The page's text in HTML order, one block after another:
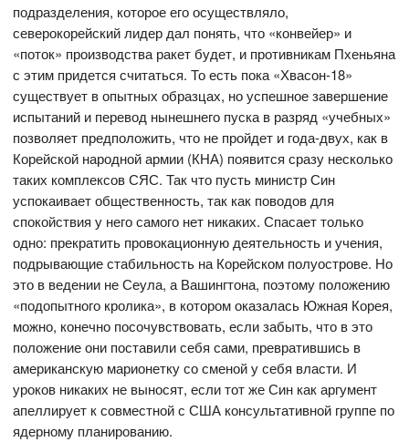
подразделения, которое его осуществляло,
северокорейский лидер дал понять, что «конвейер» и
«поток» производства ракет будет, и противникам Пхеньяна
с этим придется считаться. То есть пока «Хвасон-18»
существует в опытных образцах, но успешное завершение
испытаний и перевод нынешнего пуска в разряд «учебных»
позволяет предположить, что не пройдет и года-двух, как в
Корейской народной армии (КНА) появится сразу несколько
таких комплексов СЯС. Так что пусть министр Син
успокаивает общественность, так как поводов для
спокойствия у него самого нет никаких. Спасает только
одно: прекратить провокационную деятельность и учения,
подрывающие стабильность на Корейском полуострове. Но
это в ведении не Сеула, а Вашингтона, поэтому положению
«подопытного кролика», в котором оказалась Южная Корея,
можно, конечно посочувствовать, если забыть, что в это
положение они поставили себя сами, превратившись в
американскую марионетку со сменой у себя власти. И
уроков никаких не выносят, если тот же Син как аргумент
апеллирует к совместной с США консультативной группе по
ядерному планированию.